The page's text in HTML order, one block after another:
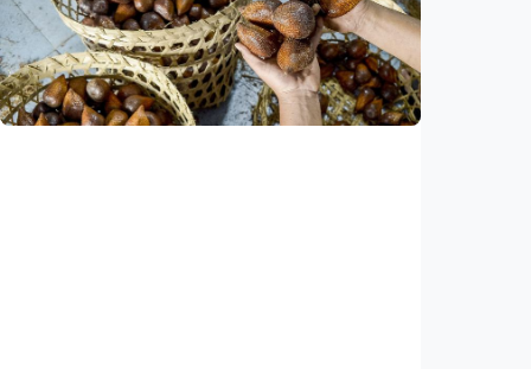
Leapmotor mulai produksi mobil listrik di
Indonesia, target 34.000 unit per tahun
Indonesia•07 Aug 2026